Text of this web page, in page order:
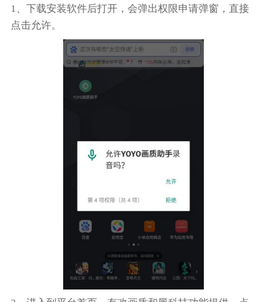
1、下载安装软件后打开，会弹出权限申请弹窗，直接
点击允许。